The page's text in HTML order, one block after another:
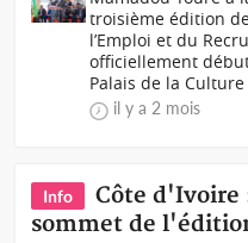
troisième édition
l’Emploi et du
officiellement
Palais de la Culture
il y a 2 mois
Info
Côte d'Ivoire
sommet de